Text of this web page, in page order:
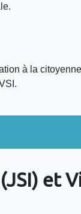
à la
et